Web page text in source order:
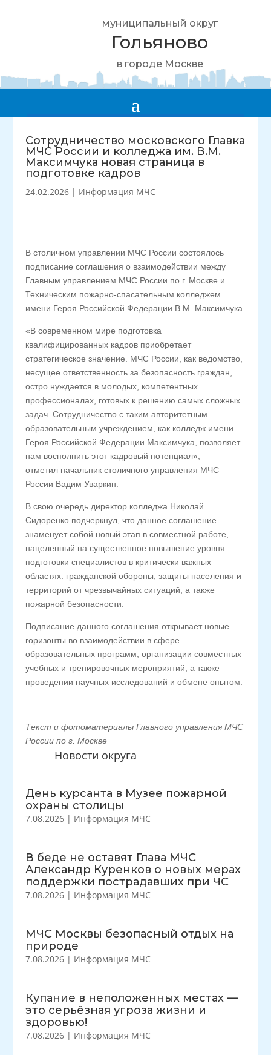
муниципальный округ
Гольяново
в городе Москве
Новости округа
День курсанта в Музее пожарной
охраны столицы
7.08.2026 | Информация МЧС
В беде не оставят Глава МЧС
Александр Куренков о новых мерах
поддержки пострадавших при ЧС
7.08.2026 | Информация МЧС
МЧС Москвы безопасный отдых на
природе
7.08.2026 | Информация МЧС
Купание в неположенных местах —
это серьёзная угроза жизни и
здоровью!
7.08.2026 | Информация МЧС
Сотрудничество московского Главка
МЧС России и колледжа им. В.М.
Максимчука новая страница в
подготовке кадров
24.02.2026 | Информация МЧС
В столичном управлении МЧС России состоялось
подписание соглашения о взаимодействии между
Главным управлением МЧС России по г. Москве и
Техническим пожарно-спасательным колледжем
имени Героя Российской Федерации В.М. Максимчука.
«В современном мире подготовка
квалифицированных кадров приобретает
стратегическое значение. МЧС России, как ведомство,
несущее ответственность за безопасность граждан,
остро нуждается в молодых, компетентных
профессионалах, готовых к решению самых сложных
задач. Сотрудничество с таким авторитетным
образовательным учреждением, как колледж имени
Героя Российской Федерации Максимчука, позволяет
нам восполнить этот кадровый потенциал», —
отметил начальник столичного управления МЧС
России Вадим Уваркин.
В свою очередь директор колледжа Николай
Сидоренко подчеркнул, что данное соглашение
знаменует собой новый этап в совместной работе,
нацеленный на существенное повышение уровня
подготовки специалистов в критически важных
областях: гражданской обороны, защиты населения и
территорий от чрезвычайных ситуаций, а также
пожарной безопасности.
Подписание данного соглашения открывает новые
горизонты во взаимодействии в сфере
образовательных программ, организации совместных
учебных и тренировочных мероприятий, а также
проведении научных исследований и обмене опытом.
Текст и фотоматериалы Главного управления МЧС
России по г. Москве